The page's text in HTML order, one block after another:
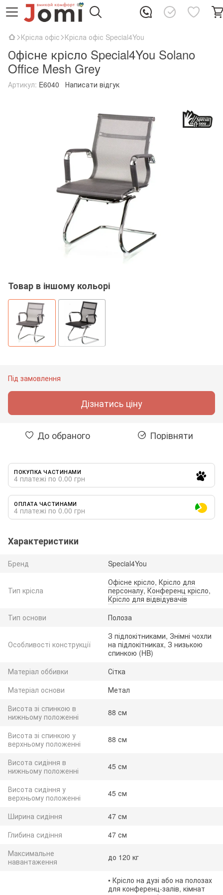
Крісла офіс Крісла офіс Special4You
Офісне крісло Special4You Solano
Office Mesh Grey
Артикул: E6040 Написати відгук
Товар в іншому кольорі
Під замовлення
Дізнатись ціну
До обраного Порівняти
ПОКУПКА ЧАСТИНАМИ
4 платежі по 0.00 грн
ОПЛАТА ЧАСТИНАМИ
4 платежі по 0.00 грн
Характеристики
Бренд Special4You
Тип крісла
Офісне крісло, Крісло для
персоналу,Конференц крісло,
Крісло для відвідувачів
Тип основи
Полоза
Особливості конструкції
З підлокітниками, Знімні чохли
на підлокітниках, З низькою
спинкою (HB)
Матеріал оббивки
Сітка
Матеріал основи
Метал
Висота зі спинкою в
нижньому положенні
88 см
Висота зі спинкою у
верхньому положенні
88 см
Висота сидіння в
нижньому положенні
45 см
Висота сидіння у
верхньому положенні
45 см
Ширина сидіння
47 см
Глибина сидіння
47 см
Максимальне
навантаження
до 120 кг
• Крісло на дузі або на полозах
для конференц-залів, кімнат